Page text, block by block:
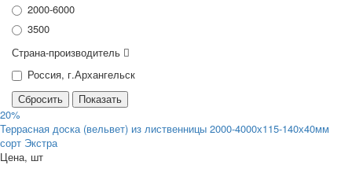
2000-6000
3500
Страна-производитель
Россия, г.Архангельск
20%
Террасная доска (вельвет) из лиственницы 2000-4000х115-140х40мм
сорт Экстра
Цена, шт